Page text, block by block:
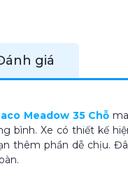
giá
Meadow 35 Chỗ
bình. Xe có thiết kế
thêm phần dễ chịu.